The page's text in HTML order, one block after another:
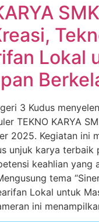
Lokal
3 Kudus
TEKNO KARYA
2025. Kegiatan ini
unjuk karya terbaik
keahlian yang
tema
Lokal untuk
ini